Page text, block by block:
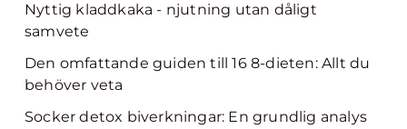
Nyttig kladdkaka - njutning utan dåligt
samvete
Den omfattande guiden till 16 8-dieten: Allt du
behöver veta
Socker detox biverkningar: En grundlig analys